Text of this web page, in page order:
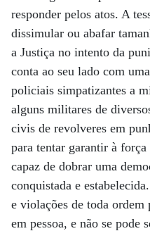
responder pelos atos. A
dissimular ou abafar
a Justiça no intento da
conta ao seu lado com
policiais simpatizantes a
alguns militares de
civis de revolveres em
para tentar garantir à
capaz de dobrar uma
conquistada e
e violações de toda ordem
em pessoa, e não se pode